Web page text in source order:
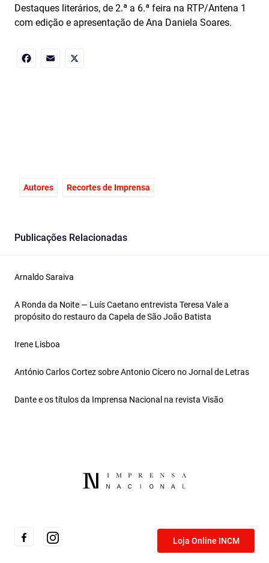
Destaques literários, de 2.ª a 6.ª feira na RTP/Antena 1
com edição e apresentação de Ana Daniela Soares.
Autores Recortes de Imprensa
Publicações Relacionadas
Arnaldo Saraiva
A Ronda da Noite — Luís Caetano entrevista Teresa Vale a
propósito do restauro da Capela de São João Batista
Irene Lisboa
António Carlos Cortez sobre Antonio Cícero no Jornal de Letras
Dante e os títulos da Imprensa Nacional na revista Visão
Loja Online INCM